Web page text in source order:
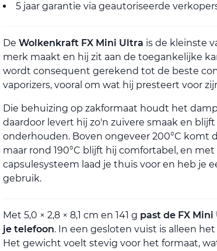
5 jaar garantie via geautoriseerde
De Wolkenkraft FX Mini Ultra is de kleinste
merk maakt en hij zit aan de toegankelijke
wordt consequent gerekend tot de beste
vaporizers, vooral om wat hij presteert voor
Die behuizing op zakformaat houdt het
daardoor levert hij zo'n zuivere smaak en
onderhouden. Boven ongeveer 200°C komt
maar rond 190°C blijft hij comfortabel, en
capsulesysteem laad je thuis voor en heb je
gebruik.
Met 5,0 × 2,8 × 8,1 cm en 141 g past de FX
je telefoon. In een gesloten vuist is alleen
Het gewicht voelt stevig voor het formaat,